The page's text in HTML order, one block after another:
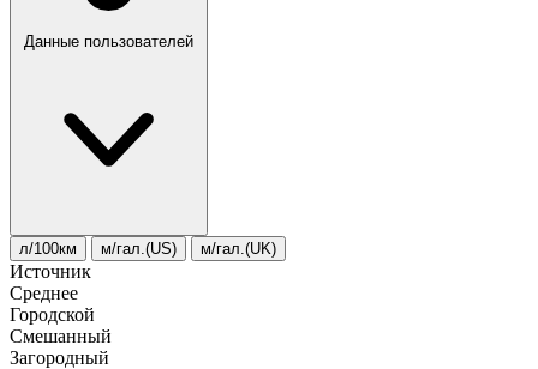
Данные пользователей
л/100км м/гал.(US) м/гал.(UK)
Источник
Среднее
Городской
Смешанный
Загородный